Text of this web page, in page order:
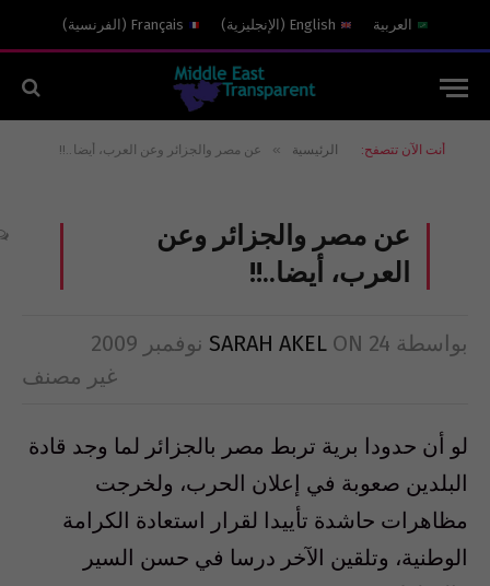
العربية English
( الإنجليزية)
Français
( الفرنسية)
أنت الآن تتصفح: الرئيسية » عن مصر والجزائر وعن العرب، أيضا..!!
عن مصر والجزائر وعن
العرب، أيضا..!!
بواسطة SARAH AKEL ON 24 نوفمبر 2009
غير مصنف
لو أن حدودا برية تربط مصر بالجزائر لما وجد قادة
البلدين صعوبة في إعلان الحرب، ولخرجت
مظاهرات حاشدة تأييدا لقرار استعادة الكرامة
الوطنية، وتلقين الآخر درسا في حسن السير